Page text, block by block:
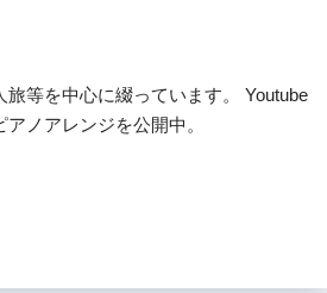
等を中心に綴っています。 Youtube
ノアレンジを公開中。